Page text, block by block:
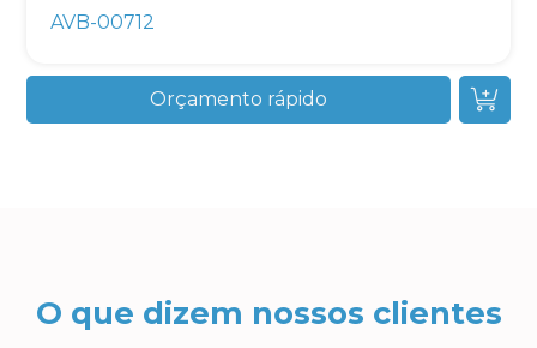
AVB-00712
Orçamento rápido
O que dizem nossos clientes